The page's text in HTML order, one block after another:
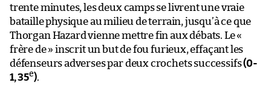
trente minutes, les deux camps se livrent une vraie
bataille physique au milieu de terrain, jusqu’à ce que
Thorgan Hazard vienne mettre fin aux débats. Le «
frère de » inscrit un but de fou furieux, effaçant les
défenseurs adverses par deux crochets successifs(0-
1, 35e).